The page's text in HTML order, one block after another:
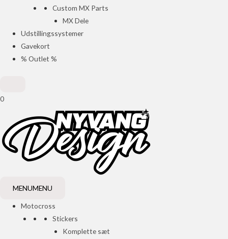
Custom MX Parts
MX Dele
Udstillingssystemer
Gavekort
% Outlet %
0
MENUMENU
Motocross
Stickers
Komplette sæt